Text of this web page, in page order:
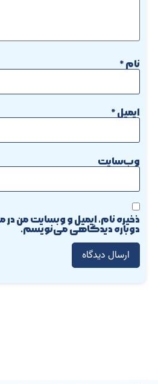
نام*
ایمیل*
وب‌سایت
ذخیره نام، ایمیل و وبسایت من
دوباره دیدگاهی می‌نویسم.